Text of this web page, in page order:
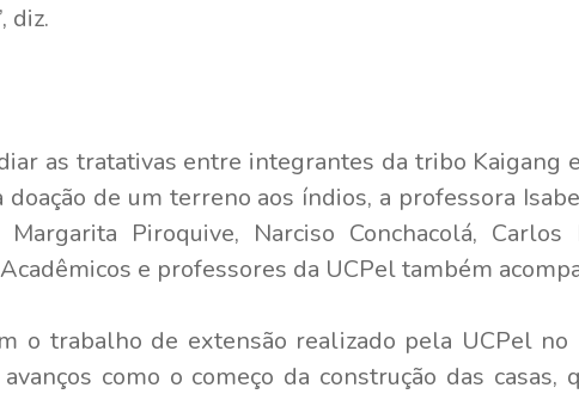
diz.
as tratativas entre integrantes da tribo Kaigang
de um terreno aos índios, a professora
Piroquive, Narciso Conchacolá,
e professores da UCPel também
o trabalho de extensão realizado pela UCPel
como o começo da construção das casas,